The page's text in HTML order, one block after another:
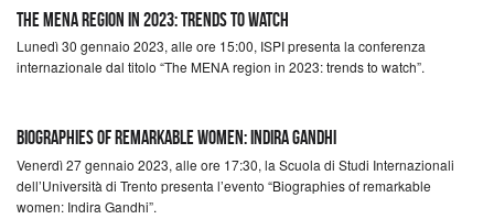
The MENA region in 2023: trends to watch
Lunedì 30 gennaio 2023, alle ore 15:00, ISPI presenta la conferenza
internazionale dal titolo “The MENA region in 2023: trends to watch”.
Biographies of remarkable women: Indira Gandhi
Venerdì 27 gennaio 2023, alle ore 17:30, la Scuola di Studi Internazionali
dell’Università di Trento presenta l’evento “Biographies of remarkable
women: Indira Gandhi”.